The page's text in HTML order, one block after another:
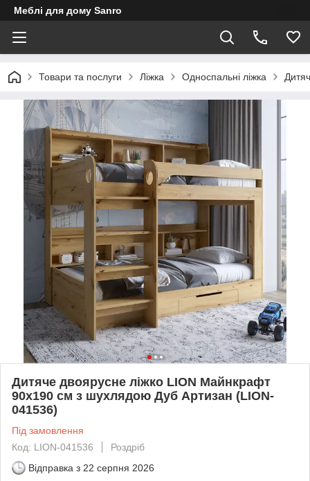
Меблі для дому Sanro
Товари та послуги Ліжка Односпальні ліжка
Дитяче двоярусне ліжко LION Майнкрафт
90х190 см з шухлядою Дуб Артизан (LION-
041536)
Під замовлення
Код: LION-041536
Роздріб
Відправка з 22 серпня 2026